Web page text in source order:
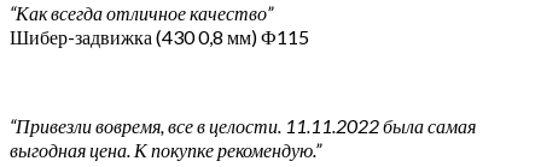
“Как всегда отличное качество”
Шибер-задвижка (430 0,8 мм) Ф115
“Привезли вовремя, все в целости. 11.11.2022 была самая
выгодная цена. К покупке рекомендую.”